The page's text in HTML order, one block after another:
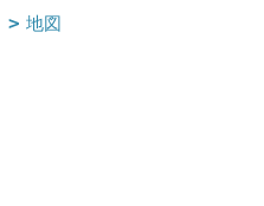
地図